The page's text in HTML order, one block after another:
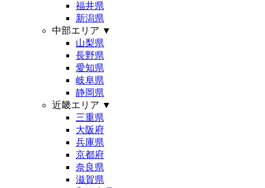
福井県
新潟県
中部エリア ▼
山梨県
長野県
愛知県
岐阜県
静岡県
近畿エリア ▼
三重県
大阪府
兵庫県
京都府
奈良県
滋賀県